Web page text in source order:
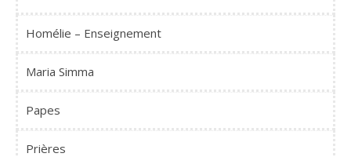
Homélie – Enseignement
Maria Simma
Papes
Prières